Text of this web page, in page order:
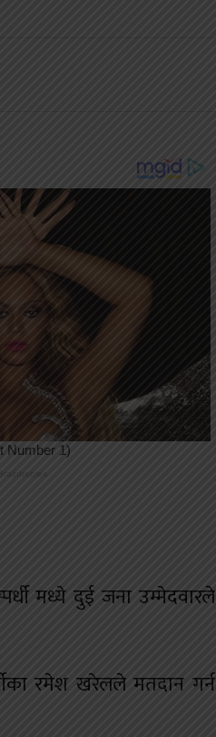
मध्ये दुई जना उम्मेदवारले
रमेश खरेलले मतदान गर्न